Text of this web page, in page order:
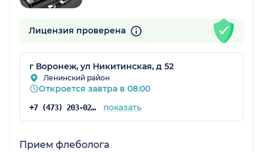
Лицензия проверена
г Воронеж, ул Никитинская, д 52
Ленинский район
Откроется завтра в 08:00
+7 (473) 203-02-74 показать
Прием флеболога